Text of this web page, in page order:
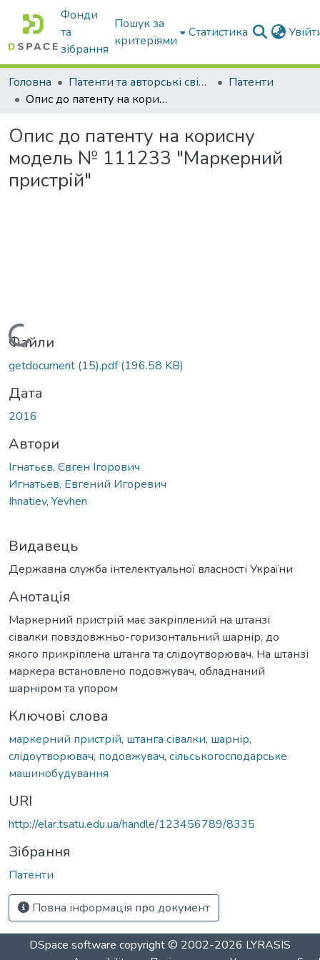
Фонди
та
зібрання
Пошук за
критеріями
Статистика
Головна Патенти та авторські свідоцтва
Патенти
Опис до патенту на корисну модель № 111233 "Маркерний пристрій"
Опис до патенту на корисну
модель № 111233 "Маркерний
пристрій"
Вантажиться...
Файли
getdocument (15).pdf(196.58 KB)
Дата
2016
Автори
Ігнатьєв, Євген Ігорович
Игнатьев, Евгений Игоревич
Ihnatiev, Yevhen
Видавець
Державна служба інтелектуальної власності України
Анотація
Маркерний пристрій має закріплений на штанзі
сівалки повздовжньо-горизонтальний шарнір, до
якого прикріплена штанга та слідоутворювач. На штанзі
маркера встановлено подовжувач, обладнаний
шарніром та упором
Ключові слова
маркерний пристрій, штанга сівалки, шарнір,
слідоутворювач, подовжувач, сільськогосподарське
машинобудування
URI
http://elar.tsatu.edu.ua/handle/123456789/8335
Зібрання
Патенти
Повна інформація про документ
DSpace software copyright © 2002-2026 LYRASIS